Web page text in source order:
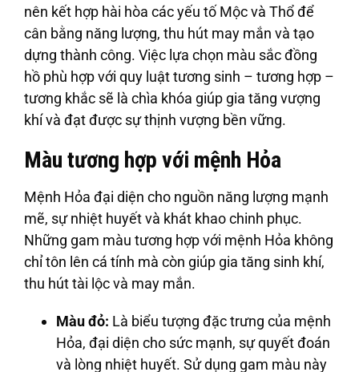
nên kết hợp hài hòa các yếu tố Mộc và Thổ để
cân bằng năng lượng, thu hút may mắn và tạo
dựng thành công. Việc lựa chọn màu sắc đồng
hồ phù hợp với quy luật tương sinh – tương hợp –
tương khắc sẽ là chìa khóa giúp gia tăng vượng
khí và đạt được sự thịnh vượng bền vững.
Màu tương hợp với mệnh Hỏa
Mệnh Hỏa đại diện cho nguồn năng lượng mạnh
mẽ, sự nhiệt huyết và khát khao chinh phục.
Những gam màu tương hợp với mệnh Hỏa không
chỉ tôn lên cá tính mà còn giúp gia tăng sinh khí,
thu hút tài lộc và may mắn.
Màu đỏ: Là biểu tượng đặc trưng của mệnh
Hỏa, đại diện cho sức mạnh, sự quyết đoán
và lòng nhiệt huyết. Sử dụng gam màu này